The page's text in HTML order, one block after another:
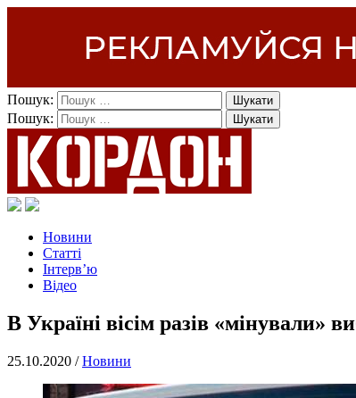
Пошук:
Пошук:
Новини
Статті
Інтерв’ю
Відео
В Україні вісім разів «мінували»
25.10.2020 /Новини